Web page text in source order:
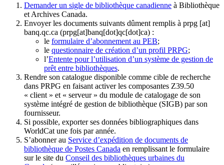
Demander un sigle de bibliothèque canadienne à Bibliothèque
et Archives Canada.
Envoyer les documents suivants dûment remplis à prpg [at]
banq.qc.ca (prpg[at]banq[dot]qc[dot]ca) :
le formulaire d’abonnement au PEB;
le questionnaire de création d’un profil PRPG;
l’Entente pour l’utilisation d’un système de gestion de
prêt entre bibliothèques.
Rendre son catalogue disponible comme cible de recherche
dans PRPG en faisant activer les composantes Z39.50
« client » et « serveur » du module de catalogage de son
système intégré de gestion de bibliothèque (SIGB) par son
fournisseur.
Si possible, exporter ses données bibliographiques dans
WorldCat une fois par année.
S’abonner au Service d’expédition de documents de
bibliothèque de Postes Canada en remplissant le formulaire
sur le site du Conseil des bibliothèques urbaines du